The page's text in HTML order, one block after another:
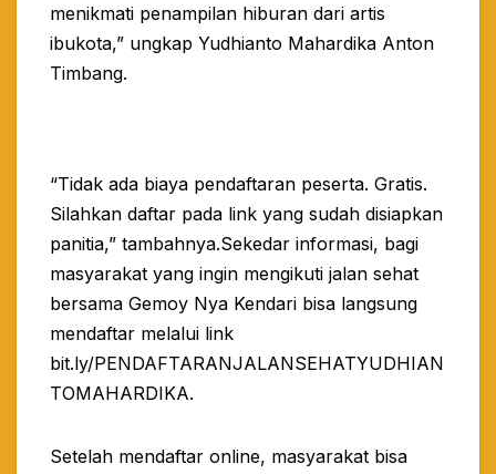
menikmati penampilan hiburan dari artis
ibukota,” ungkap Yudhianto Mahardika Anton
Timbang.
“Tidak ada biaya pendaftaran peserta. Gratis.
Silahkan daftar pada link yang sudah disiapkan
panitia,” tambahnya.Sekedar informasi, bagi
masyarakat yang ingin mengikuti jalan sehat
bersama Gemoy Nya Kendari bisa langsung
mendaftar melalui link
bit.ly/PENDAFTARANJALANSEHATYUDHIAN
TOMAHARDIKA.
Setelah mendaftar online, masyarakat bisa